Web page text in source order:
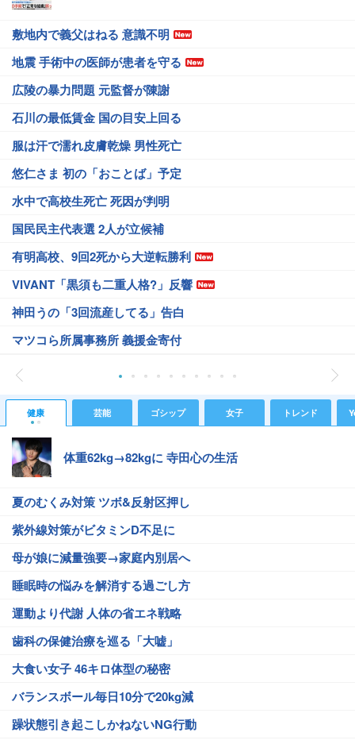
敷地内で義父はねる 意識不明
地震 手術中の医師が患者を守る
広陵の暴力問題 元監督が陳謝
石川の最低賃金 国の目安上回る
服は汗で濡れ皮膚乾燥 男性死亡
悠仁さま 初の「おことば」予定
水中で高校生死亡 死因が判明
国民民主代表選 2人が立候補
有明高校、9回2死から大逆転勝利
VIVANT「黒須も二重人格?」反響
神田うの「3回流産してる」告白
マツコら所属事務所 義援金寄付
健康 芸能 ゴシップ 女子 トレンド
体重62kg→82kgに 寺田心の生活
夏のむくみ対策 ツボ&反射区押し
紫外線対策がビタミンD不足に
母が娘に減量強要→家庭内別居へ
睡眠時の悩みを解消する過ごし方
運動より代謝 人体の省エネ戦略
歯科の保健治療を巡る「大嘘」
大食い女子 46キロ体型の秘密
バランスボール毎日10分で20kg減
躁状態引き起こしかねないNG行動